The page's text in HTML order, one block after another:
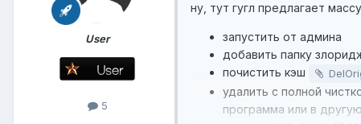
User
5
ну, тут гугл предлагает
запустить от админа
добавить папку
почистить кэш
удалить с полной
программа или в